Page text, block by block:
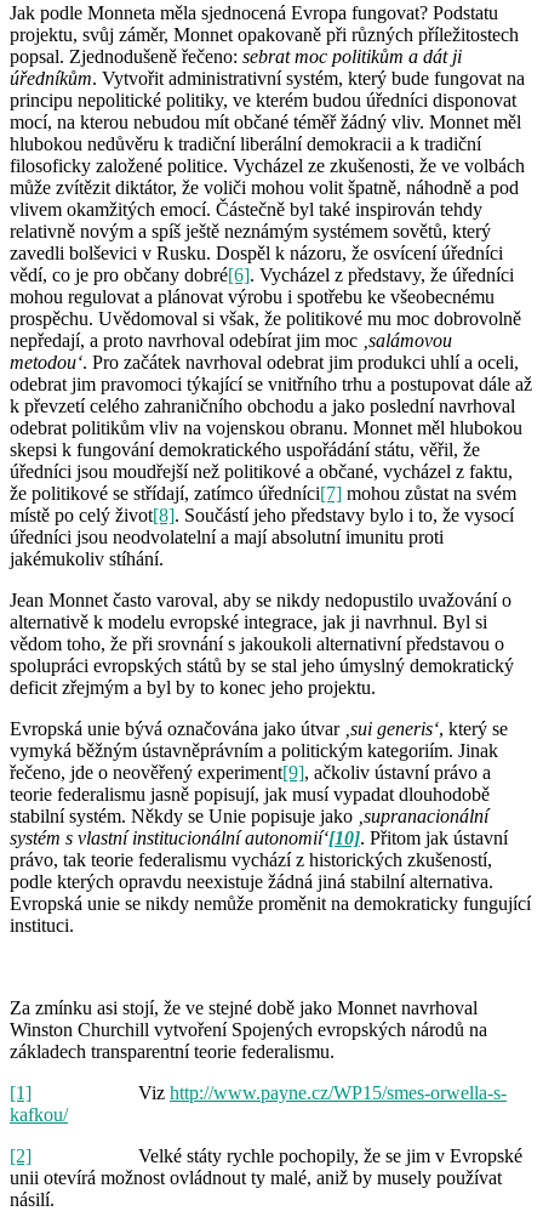
Jak podle Monneta měla sjednocená Evropa fungovat? Podstatu
projektu, svůj záměr, Monnet opakovaně při různých příležitostech
popsal. Zjednodušeně řečeno: sebrat moc politikům a dát ji
úředníkům. Vytvořit administrativní systém, který bude fungovat na
principu nepolitické politiky, ve kterém budou úředníci disponovat
mocí, na kterou nebudou mít občané téměř žádný vliv. Monnet měl
hlubokou nedůvěru k tradiční liberální demokracii a k tradiční
filosoficky založené politice. Vycházel ze zkušenosti, že ve volbách
může zvítězit diktátor, že voliči mohou volit špatně, náhodně a pod
vlivem okamžitých emocí. Částečně byl také inspirován tehdy
relativně novým a spíš ještě neznámým systémem sovětů, který
zavedli bolševici v Rusku. Dospěl k názoru, že osvícení úředníci
vědí, co je pro občany dobré[6]. Vycházel z představy, že úředníci
mohou regulovat a plánovat výrobu i spotřebu ke všeobecnému
prospěchu. Uvědomoval si však, že politikové mu moc dobrovolně
nepředají, a proto navrhoval odebírat jim moc ‚salámovou
metodou‘. Pro začátek navrhoval odebrat jim produkci uhlí a oceli,
odebrat jim pravomoci týkající se vnitřního trhu a postupovat dále až
k převzetí celého zahraničního obchodu a jako poslední navrhoval
odebrat politikům vliv na vojenskou obranu. Monnet měl hlubokou
skepsi k fungování demokratického uspořádání státu, věřil, že
úředníci jsou moudřejší než politikové a občané, vycházel z faktu,
že politikové se střídají, zatímco úředníci[7] mohou zůstat na svém
místě po celý život[8]. Součástí jeho představy bylo i to, že vysocí
úředníci jsou neodvolatelní a mají absolutní imunitu proti
jakémukoliv stíhání.
Jean Monnet často varoval, aby se nikdy nedopustilo uvažování o
alternativě k modelu evropské integrace, jak ji navrhnul. Byl si
vědom toho, že při srovnání s jakoukoli alternativní představou o
spolupráci evropských států by se stal jeho úmyslný demokratický
deficit zřejmým a byl by to konec jeho projektu.
Evropská unie bývá označována jako útvar ‚sui generis‘, který se
vymyká běžným ústavněprávním a politickým kategoriím. Jinak
řečeno, jde o neověřený experiment[9], ačkoliv ústavní právo a
teorie federalismu jasně popisují, jak musí vypadat dlouhodobě
stabilní systém. Někdy se Unie popisuje jako ‚supranacionální
systém s vlastní institucionální autonomií‘[10]. Přitom jak ústavní
právo, tak teorie federalismu vychází z historických zkušeností,
podle kterých opravdu neexistuje žádná jiná stabilní alternativa.
Evropská unie se nikdy nemůže proměnit na demokraticky fungující
instituci.
Za zmínku asi stojí, že ve stejné době jako Monnet navrhoval
Winston Churchill vytvoření Spojených evropských národů na
základech transparentní teorie federalismu.
[1] Viz http://www.payne.cz/WP15/smes-orwella-s-
kafkou/
[2] Velké státy rychle pochopily, že se jim v Evropské
unii otevírá možnost ovládnout ty malé, aniž by musely používat
násilí.